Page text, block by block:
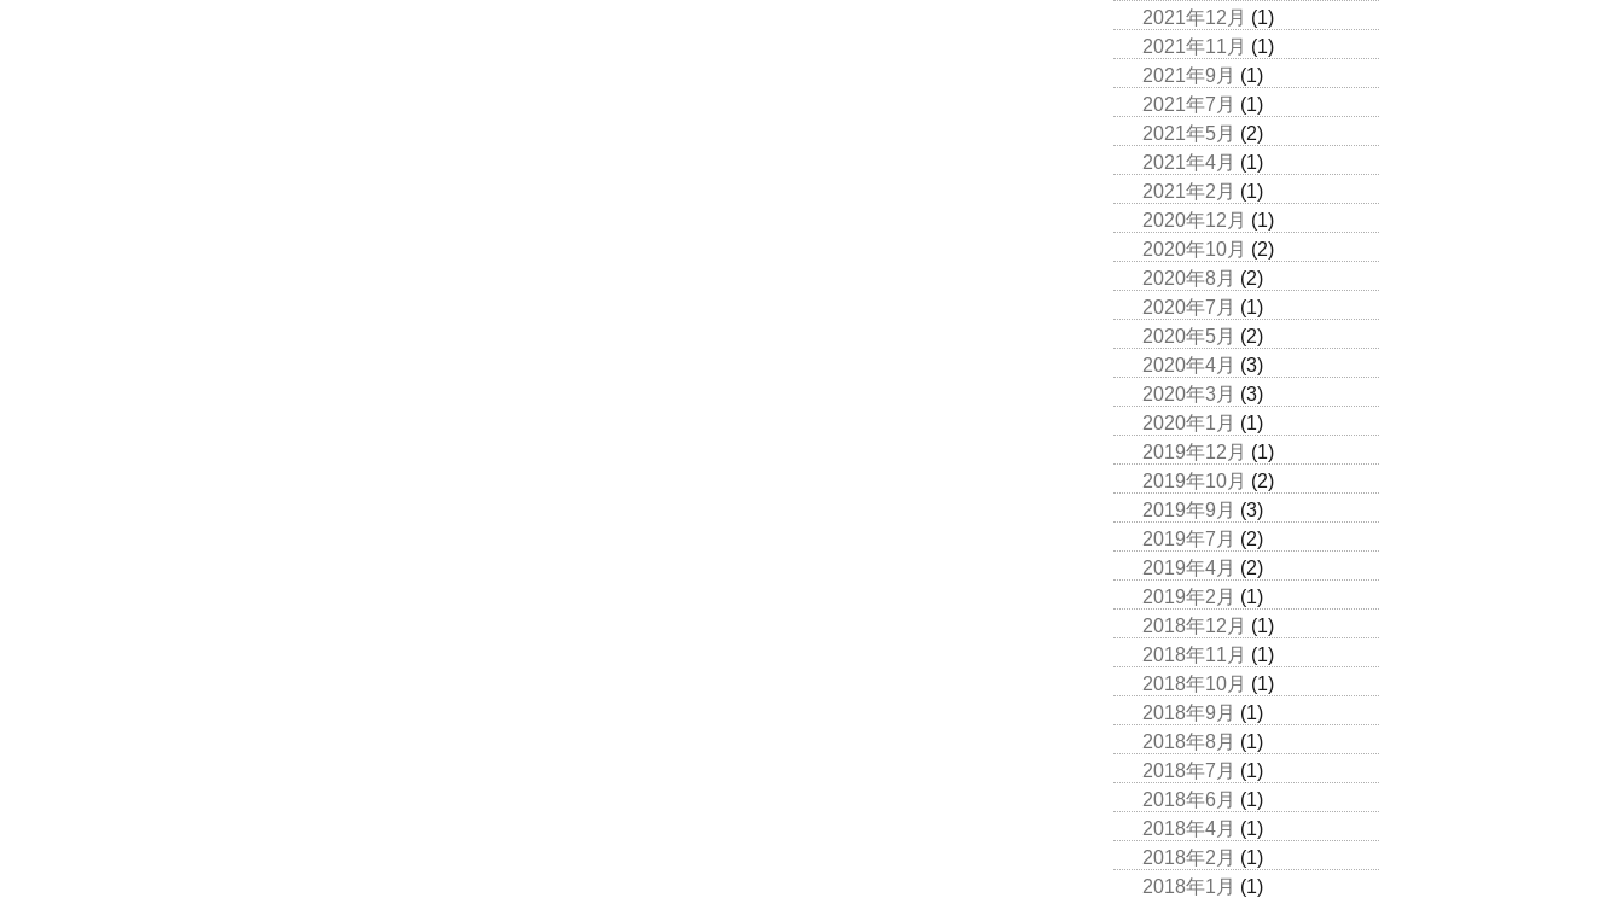
2021年12月 (1)
2021年11月 (1)
2021年9月 (1)
2021年7月 (1)
2021年5月 (2)
2021年4月 (1)
2021年2月 (1)
2020年12月 (1)
2020年10月 (2)
2020年8月 (2)
2020年7月 (1)
2020年5月 (2)
2020年4月 (3)
2020年3月 (3)
2020年1月 (1)
2019年12月 (1)
2019年10月 (2)
2019年9月 (3)
2019年7月 (2)
2019年4月 (2)
2019年2月 (1)
2018年12月 (1)
2018年11月 (1)
2018年10月 (1)
2018年9月 (1)
2018年8月 (1)
2018年7月 (1)
2018年6月 (1)
2018年4月 (1)
2018年2月 (1)
2018年1月 (1)